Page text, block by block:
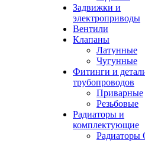
Задвижки и
электроприводы
Вентили
Клапаны
Латунные
Чугунные
Фитинги и
трубопроводов
Приварные
Резьбовые
Радиаторы и
комплектующие
Радиаторы